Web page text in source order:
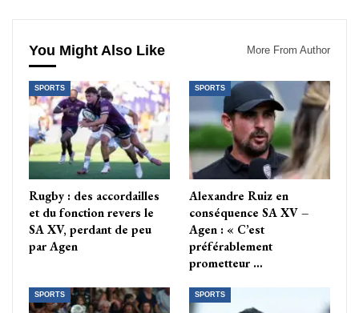
You Might Also Like More From Author
SPORTS
Rugby : des accordailles
et du fonction revers le
SA XV, perdant de peu
par Agen
SPORTS
Alexandre Ruiz en
conséquence SA XV –
Agen : « C’est
préférablement
prometteur …
SPORTS SPORTS